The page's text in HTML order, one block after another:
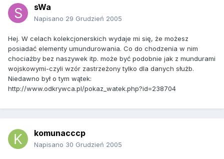
sWa
Napisano 29 Grudzień 2005
Hej. W celach kolekcjonerskich wydaje mi się, że możesz
posiadać elementy umundurowania. Co do chodzenia w nim
chociażby bez naszywek itp. może być podobnie jak z mundurami
wojskowymi-czyli wzór zastrzeżony tylko dla danych służb.
Niedawno był o tym wątek:
http://www.odkrywca.pl/pokaz_watek.php?id=238704
komunacccp
Napisano 30 Grudzień 2005